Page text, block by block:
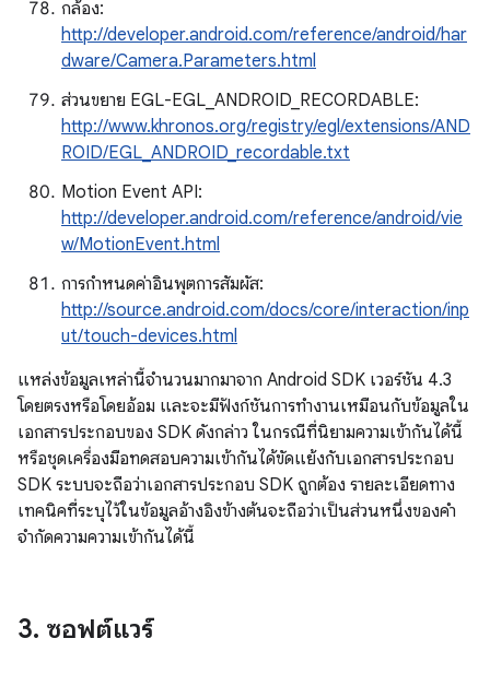
กล้อง:
http://developer.android.com/reference/android/har
dware/Camera.Parameters.html
ส่วนขยาย EGL-EGL_ANDROID_RECORDABLE:
http://www.khronos.org/registry/egl/extensions/AND
ROID/EGL_ANDROID_recordable.txt
Motion Event API:
http://developer.android.com/reference/android/vie
w/MotionEvent.html
การกําหนดค่าอินพุตการสัมผัส:
http://source.android.com/docs/core/interaction/inp
ut/touch-devices.html
แหล่งข้อมูลเหล่านี้จำนวนมากมาจาก Android SDK เวอร์ชัน 4.3
โดยตรงหรือโดยอ้อม และจะมีฟังก์ชันการทำงานเหมือนกับข้อมูลใน
เอกสารประกอบของ SDK ดังกล่าว ในกรณีที่นิยามความเข้ากันได้นี้
หรือชุดเครื่องมือทดสอบความเข้ากันได้ขัดแย้งกับเอกสารประกอบ
SDK ระบบจะถือว่าเอกสารประกอบ SDK ถูกต้อง รายละเอียดทาง
เทคนิคที่ระบุไว้ในข้อมูลอ้างอิงข้างต้นจะถือว่าเป็นส่วนหนึ่งของคำ
จำกัดความความเข้ากันได้นี้
3. ซอฟต์แวร์